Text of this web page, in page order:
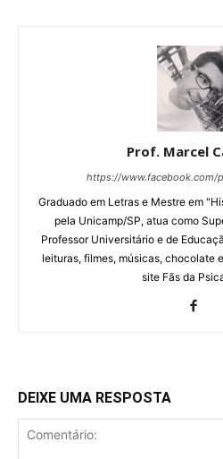
Prof. Marcel
https://www.facebook.com/
Graduado em Letras e Mestre em
pela Unicamp/SP, atua como
Professor Universitário e de
leituras, filmes, músicas, chocolate
site Fãs da
DEIXE UMA RESPOSTA